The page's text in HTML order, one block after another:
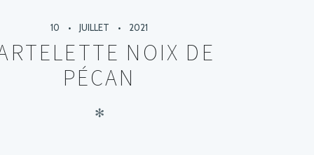
10 JUILLET 2021
NOIX DE
PÉCAN
✻